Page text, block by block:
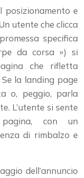
posizionamento e
utente che clicca
specifica
da corsa ») si
che rifletta
la landing page
o, peggio, parla
L’utente si sente
con un
di rimbalzo e
dell’annuncio